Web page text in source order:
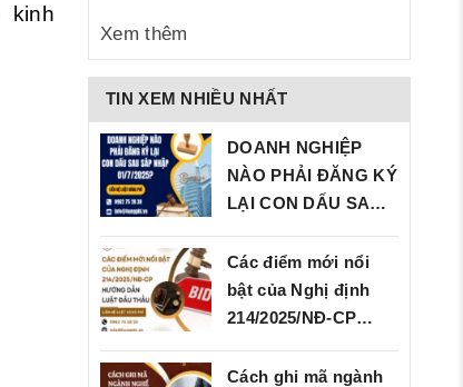
kinh
Xem thêm
TIN XEM NHIỀU NHẤT
DOANH NGHIỆP
NÀO PHẢI ĐĂNG KÝ
LẠI CON DẤU SAU
Các điểm mới nổi
bật của Nghị định
214/2025/NĐ‑CP…
Cách ghi mã ngành